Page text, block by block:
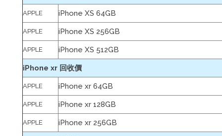
APPLE iPhone XS 64GB
APPLE iPhone XS 256GB
APPLE iPhone XS 512GB
iPhone xr 回收價
APPLE iPhone xr 64GB
APPLE iPhone xr 128GB
APPLE iPhone xr 256GB